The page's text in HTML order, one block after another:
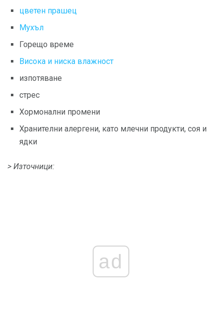
цветен прашец
Мухъл
Горещо време
Висока и ниска влажност
изпотяване
стрес
Хормонални промени
Хранителни алергени, като млечни продукти, соя и
ядки
> Източници:
ad